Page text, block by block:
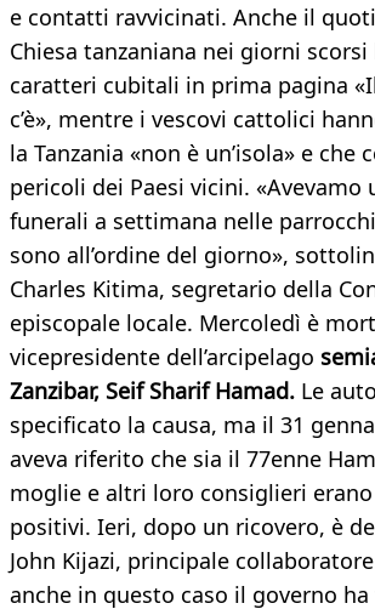
e contatti ravvicinati. Anche il
Chiesa tanzaniana nei giorni
caratteri cubitali in prima pagina
c’è», mentre i vescovi cattolici
la Tanzania «non è un’isola» e che
pericoli dei Paesi vicini. «Avevamo
funerali a settimana nelle
sono all’ordine del giorno»,
Charles Kitima, segretario della
episcopale locale. Mercoledì è
vicepresidente dell’arcipelago
Zanzibar, Seif Sharif Hamad. Le
specificato la causa, ma il 31
aveva riferito che sia il 77enne
moglie e altri loro consiglieri
positivi. Ieri, dopo un ricovero, è
John Kijazi, principale
anche in questo caso il governo